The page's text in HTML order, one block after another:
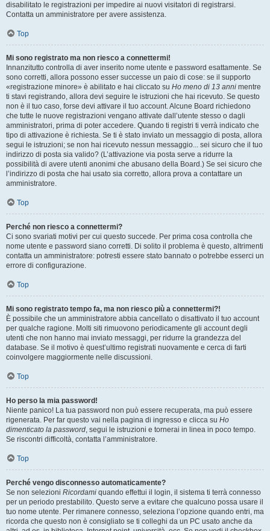
disabilitato le registrazioni per impedire ai nuovi visitatori di registrarsi.
Contatta un amministratore per avere assistenza.
Top
Mi sono registrato ma non riesco a connettermi!
Innanzitutto controlla di aver inserito nome utente e password esattamente. Se
sono corretti, allora possono esser successe un paio di cose: se il supporto
«registrazione minore» è abilitato e hai cliccato su Ho meno di 13 anni mentre
ti stavi registrando, allora devi seguire le istruzioni che hai ricevuto. Se questo
non è il tuo caso, forse devi attivare il tuo account. Alcune Board richiedono
che tutte le nuove registrazioni vengano attivate dall’utente stesso o dagli
amministratori, prima di poter accedere. Quando ti registri ti verrà indicato che
tipo di attivazione è richiesta. Se ti è stato inviato un messaggio di posta, allora
segui le istruzioni; se non hai ricevuto nessun messaggio... sei sicuro che il tuo
indirizzo di posta sia valido? (L’attivazione via posta serve a ridurre la
possibilità di avere utenti anonimi che abusano della Board.) Se sei sicuro che
l’indirizzo di posta che hai usato sia corretto, allora prova a contattare un
amministratore.
Top
Perché non riesco a connettermi?
Ci sono svariati motivi per cui questo succede. Per prima cosa controlla che
nome utente e password siano corretti. Di solito il problema è questo, altrimenti
contatta un amministratore: potresti essere stato bannato o potrebbe esserci un
errore di configurazione.
Top
Mi sono registrato tempo fa, ma non riesco più a connettermi?!
È possibile che un amministratore abbia cancellato o disattivato il tuo account
per qualche ragione. Molti siti rimuovono periodicamente gli account degli
utenti che non hanno mai inviato messaggi, per ridurre la grandezza del
database. Se il motivo è quest’ultimo registrati nuovamente e cerca di farti
coinvolgere maggiormente nelle discussioni.
Top
Ho perso la mia password!
Niente panico! La tua password non può essere recuperata, ma può essere
rigenerata. Per far questo vai nella pagina di ingresso e clicca su Ho
dimenticato la password, segui le istruzioni e tornerai in linea in poco tempo.
Se riscontri difficoltà, contatta l’amministratore.
Top
Perché vengo disconnesso automaticamente?
Se non selezioni Ricordami quando effettui il login, il sistema ti terrà connesso
per un periodo prestabilito. Questo serve a evitare che qualcuno possa usare il
tuo nome utente. Per rimanere connesso, seleziona l’opzione quando entri, ma
ricorda che questo non è consigliato se ti colleghi da un PC usato anche da